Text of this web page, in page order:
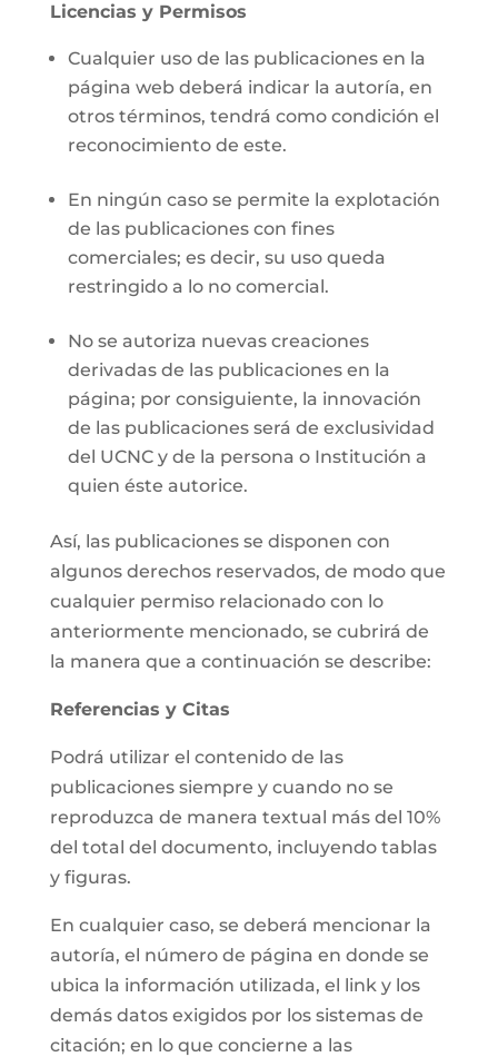
Licencias y Permisos
Cualquier uso de las publicaciones en la
página web deberá indicar la autoría, en
otros términos, tendrá como condición el
reconocimiento de este.
En ningún caso se permite la explotación
de las publicaciones con fines
comerciales; es decir, su uso queda
restringido a lo no comercial.
No se autoriza nuevas creaciones
derivadas de las publicaciones en la
página; por consiguiente, la innovación
de las publicaciones será de exclusividad
del UCNC y de la persona o Institución a
quien éste autorice.
Así, las publicaciones se disponen con
algunos derechos reservados, de modo que
cualquier permiso relacionado con lo
anteriormente mencionado, se cubrirá de
la manera que a continuación se describe:
Referencias y Citas
Podrá utilizar el contenido de las
publicaciones siempre y cuando no se
reproduzca de manera textual más del 10%
del total del documento, incluyendo tablas
y figuras.
En cualquier caso, se deberá mencionar la
autoría, el número de página en donde se
ubica la información utilizada, el link y los
demás datos exigidos por los sistemas de
citación; en lo que concierne a las